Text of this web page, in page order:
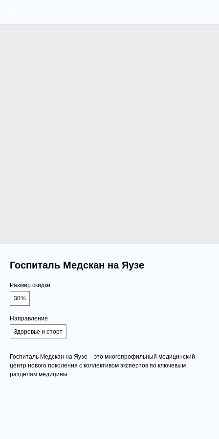
Госпиталь Медскан на Яузе
Размер скидки
30%
Направление
Здоровье и спорт
Госпиталь Медскан на Яузе – это многопрофильный медицинский
центр нового поколения с коллективом экспертов по ключевым
разделам медицины.